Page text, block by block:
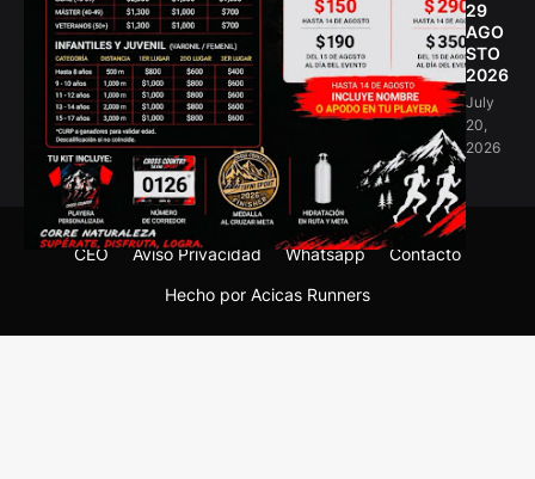
29
AGO
STO
2026
July
20,
2026
Hecho por Acicas Runners
CEO Aviso Privacidad Whatsapp Contacto